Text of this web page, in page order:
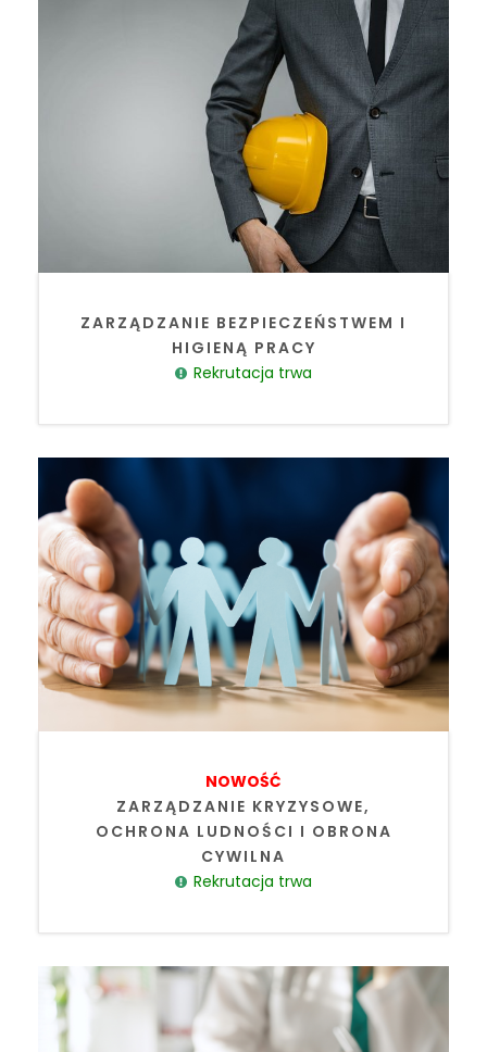
ZARZĄDZANIE BEZPIECZEŃSTWEM I
HIGIENĄ PRACY
Rekrutacja trwa
NOWOŚĆ
ZARZĄDZANIE KRYZYSOWE,
OCHRONA LUDNOŚCI I OBRONA
CYWILNA
Rekrutacja trwa